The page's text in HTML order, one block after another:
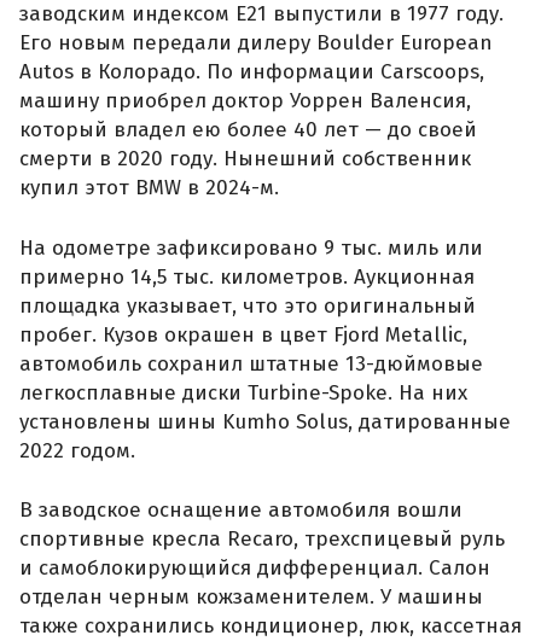
заводским индексом E21 выпустили в 1977 году.
Его новым передали дилеру Boulder European
Autos в Колорадо. По информации Carscoops,
машину приобрел доктор Уоррен Валенсия,
который владел ею более 40 лет — до своей
смерти в 2020 году. Нынешний собственник
купил этот BMW в 2024-м.
На одометре зафиксировано 9 тыс. миль или
примерно 14,5 тыс. километров. Аукционная
площадка указывает, что это оригинальный
пробег. Кузов окрашен в цвет Fjord Metallic,
автомобиль сохранил штатные 13-дюймовые
легкосплавные диски Turbine-Spoke. На них
установлены шины Kumho Solus, датированные
2022 годом.
В заводское оснащение автомобиля вошли
спортивные кресла Recaro, трехспицевый руль
и самоблокирующийся дифференциал. Салон
отделан черным кожзаменителем. У машины
также сохранились кондиционер, люк, кассетная